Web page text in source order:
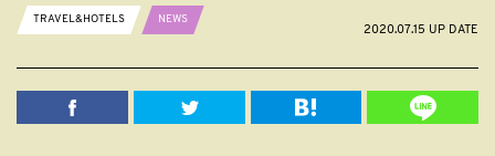
TRAVEL&HOTELS
NEWS
2020.07.15 UP DATE